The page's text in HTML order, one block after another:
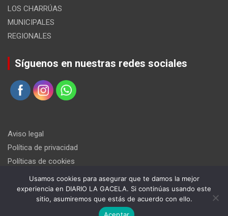
LOS CHARRÚAS
MUNICIPALES
REGIONALES
Síguenos en nuestras redes sociales
Aviso legal
Política de privacidad
Políticas de cookies
Usamos cookies para asegurar que te damos la mejor
experiencia en DIARIO LA GACELA. Si continúas usando este
sitio, asumiremos que estás de acuerdo con ello.
Aceptar